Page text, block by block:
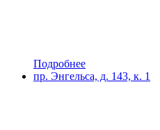
Подробнее
пр. Энгельса, д. 143, к. 1